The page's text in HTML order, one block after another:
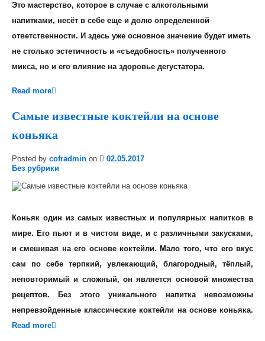
Это мастерство, которое в случае с алкогольными
напитками, несёт в себе еще и долю определенной
ответственности. И здесь уже основное значение будет иметь
не столько эстетичность и «съедобность» полученного
микса, но и его влияние на здоровье дегустатора.
Read more
Самые известные коктейли на основе
коньяка
Posted by cofradmin on
02.05.2017
Без рубрики
Коньяк один из самых известных и популярных напитков в
мире. Его пьют и в чистом виде, и с различными закусками,
и смешивая на его основе коктейли. Мало того, что его вкус
сам по себе терпкий, увлекающий, благородный, тёплый,
неповторимый и сложный, он является основой множества
рецептов. Без этого уникального напитка невозможны
непревзойденные классические коктейли на основе коньяка.
Read more